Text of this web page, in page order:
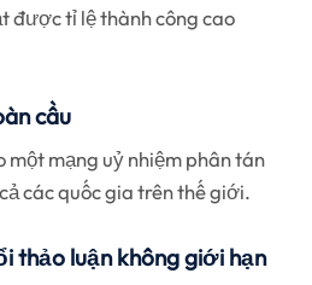
được tỉ lệ thành công cao
cầu
một mạng uỷ nhiệm phân tán
các quốc gia trên thế giới.
thảo luận không giới hạn